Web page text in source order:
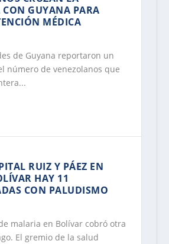
CON GUYANA PARA
MÉDICA
de Guyana reportaron un
número de venezolanos que
RUIZ Y PÁEZ EN
HAY 11
CON PALUDISMO
malaria en Bolívar cobró otra
El gremio de la salud